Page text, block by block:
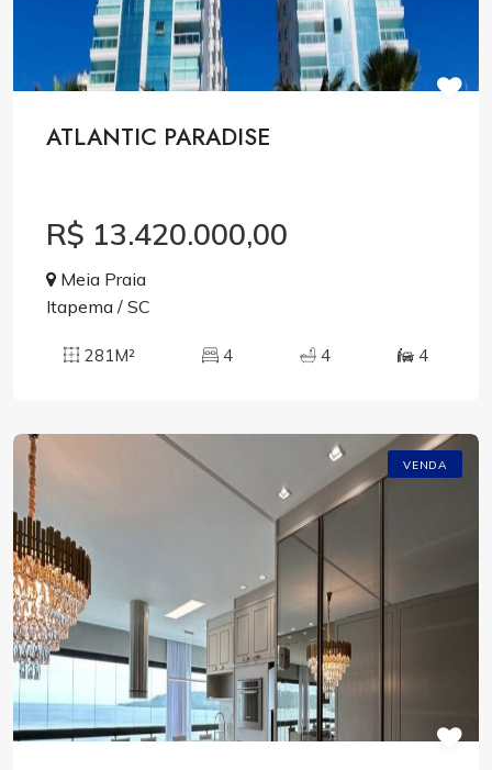
ATLANTIC PARADISE
R$ 13.420.000,00
Meia Praia
Itapema / SC
281M² 4 4 4
VENDA